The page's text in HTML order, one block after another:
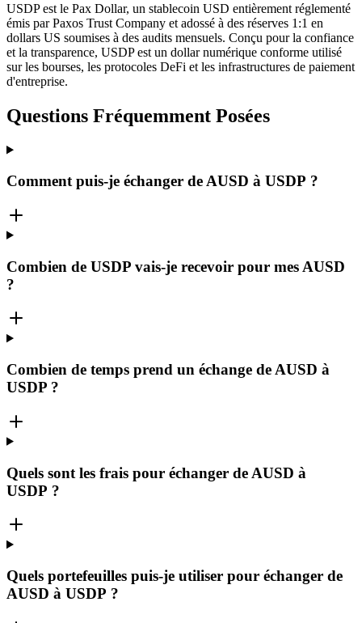
USDP est le Pax Dollar, un stablecoin USD entièrement réglementé
émis par Paxos Trust Company et adossé à des réserves 1:1 en
dollars US soumises à des audits mensuels. Conçu pour la confiance
et la transparence, USDP est un dollar numérique conforme utilisé
sur les bourses, les protocoles DeFi et les infrastructures de paiement
d'entreprise.
Questions Fréquemment Posées
Comment puis-je échanger de AUSD à USDP ?
Combien de USDP vais-je recevoir pour mes AUSD
?
Combien de temps prend un échange de AUSD à
USDP ?
Quels sont les frais pour échanger de AUSD à
USDP ?
Quels portefeuilles puis-je utiliser pour échanger de
AUSD à USDP ?